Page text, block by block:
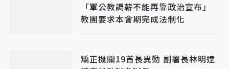
「軍公教調薪不能再靠政治宣布」
教團要求本會期完成法制化
矯正機關19首長異動 副署長林明達